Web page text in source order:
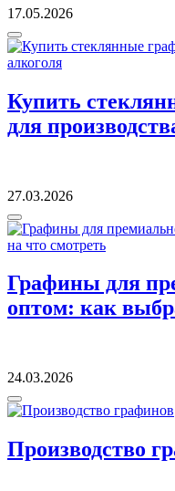
17.05.2026
Купить
для
27.03.2026
Графины для
оптом: как
24.03.2026
Производство